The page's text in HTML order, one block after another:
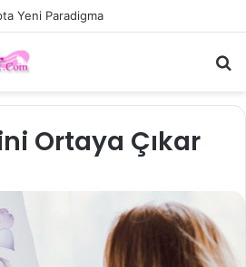
Yeni Paradigma
Ortaya Çıkar